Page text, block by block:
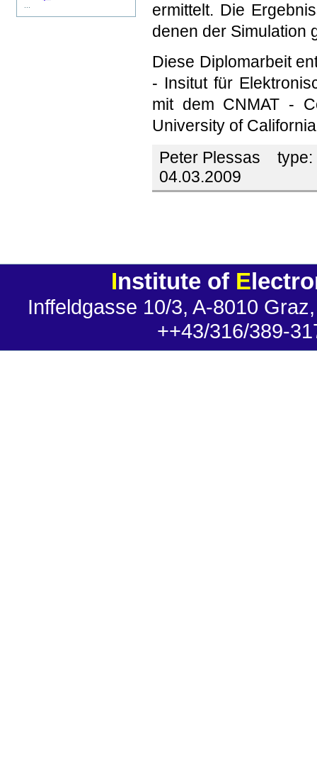
ermittelt. Die
denen der Simulation
Diese Diplomarbeit
- Insitut für
mit dem CNMAT -
University of
Peter Plessas type:
04.03.2009
Institute of E
Inffeldgasse 10/3, A-8010
++43/316/389-